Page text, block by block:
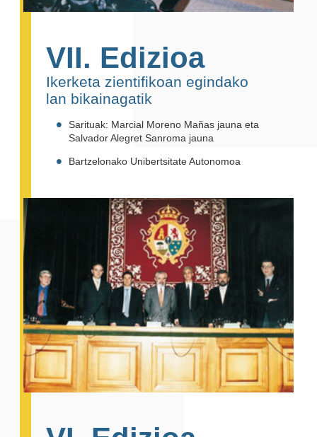
VII. Edizioa
Ikerketa zientifikoan egindako
lan bikainagatik
Sarituak: Marcial Moreno Mañas jauna eta
Salvador Alegret Sanroma jauna
Bartzelonako Unibertsitate Autonomoa